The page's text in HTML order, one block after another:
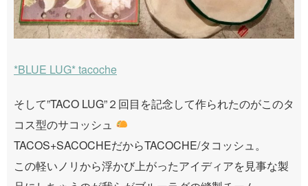
*BLUE LUG* tacoche
そして”TACO LUG”２回目を記念して作られたのがこのタ
コス型のサコッシュ
TACOS+SACOCHEだからTACOCHE/タコッシュ。
この軽いノリから浮かび上がったアイディアを見事な製